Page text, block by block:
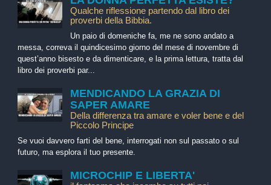
Qualche riflessione partendo dal libro dei
proverbi della Bibbia.
Un paio di domeniche fa, me ne sono andato a
messa, correva il quindicesimo giorno del mese di novembre di
quest’anno bisesto e da dimenticare, e la prima lettura, tratta dal
libro dei proverbi par...
MENDICANDO LA GRAZIA DI
SAPER AMARE
Della differenza tra amare e voler bene e del
Piccolo Principe
Se vuoi davvero farti del bene, interrogati non sul passato o sul
futuro, ma esplora il tuo presente.
MICROCHIP E LIBERTA'